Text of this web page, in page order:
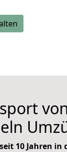
seit 10 Jahren in